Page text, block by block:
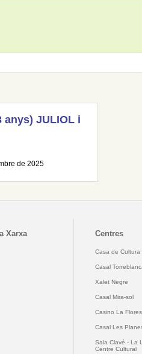
anys) JULIOL i
de 2025
Xarxa Centres
Casa de Cultura
Casal
Xalet Negre
Casal Mira-sol
Casino La
Casal Les
Sala Clavé - La
Centre Cultural